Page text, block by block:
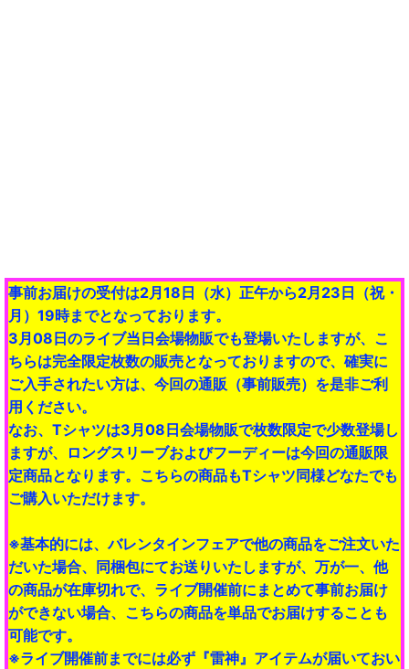
事前お届けの受付は2月18日（水）正午から2月23日（祝・
月）19時までとなっております。
3月08日のライブ当日会場物販でも登場いたしますが、こ
ちらは完全限定枚数の販売となっておりますので、確実に
ご入手されたい方は、今回の通販（事前販売）を是非ご利
用ください。
なお、Tシャツは3月08日会場物販で枚数限定で少数登場し
ますが、ロングスリーブおよびフーディーは今回の通販限
定商品となります。こちらの商品もTシャツ同様どなたでも
ご購入いただけます。
※基本的には、バレンタインフェアで他の商品をご注文いた
だいた場合、同梱包にてお送りいたしますが、万が一、他
の商品が在庫切れで、ライブ開催前にまとめて事前お届け
ができない場合、こちらの商品を単品でお届けすることも
可能です。
※ライブ開催前までには必ず『雷神』アイテムが届いておい